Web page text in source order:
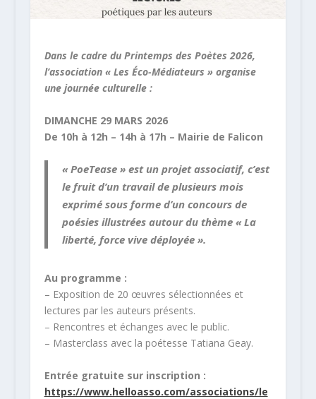
Dans le cadre du Printemps des Poètes 2026,
l’association « Les Éco-Médiateurs » organise
une journée culturelle :
DIMANCHE 29 MARS 2026
De 10h à 12h – 14h à 17h – Mairie de Falicon
« PoeTease » est un projet associatif, c’est
le fruit d’un travail de plusieurs mois
exprimé sous forme d’un concours de
poésies illustrées autour du thème « La
liberté, force vive déployée ».
Au programme :
– Exposition de 20 œuvres sélectionnées et
lectures par les auteurs présents.
– Rencontres et échanges avec le public.
– Masterclass avec la poétesse Tatiana Geay.
Entrée gratuite sur inscription :
https://www.helloasso.com/associations/le